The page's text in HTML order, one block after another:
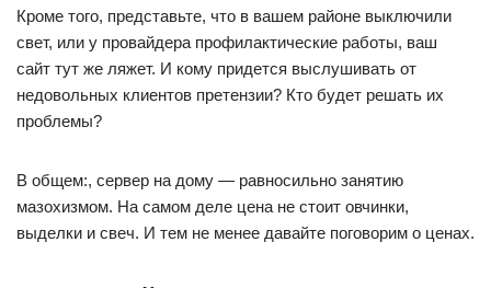
Кроме того, представьте, что в вашем районе выключили
свет, или у провайдера профилактические работы, ваш
сайт тут же ляжет. И кому придется выслушивать от
недовольных клиентов претензии? Кто будет решать их
проблемы?
В общем:, сервер на дому — равносильно занятию
мазохизмом. На самом деле цена не стоит овчинки,
выделки и свеч. И тем не менее давайте поговорим о ценах.